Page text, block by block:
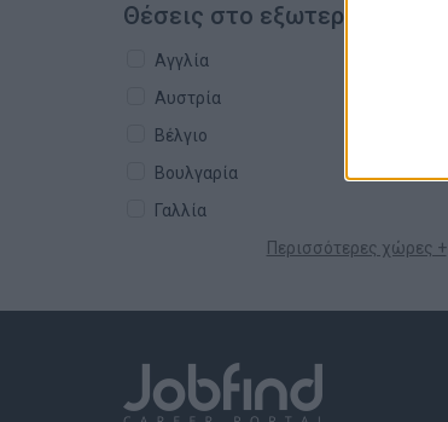
Θέσεις στο εξωτερικό
Αγγλία
Αυστρία
Βέλγιο
Βουλγαρία
Γαλλία
Περισσότερες χώρες +